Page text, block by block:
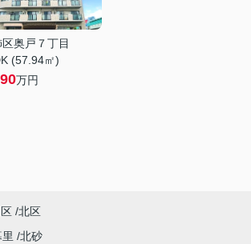
奥戸７丁目
(57.94㎡)
万円
北区
北砂